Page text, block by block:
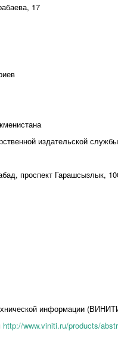
17
издательской
проспект Гарашсызлык,
информации
http://www.viniti.ru/products/